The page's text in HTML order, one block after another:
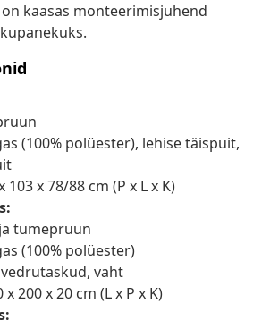
kaasas monteerimisjuhend
(100% polüester), lehise täispuit,
x 78/88 cm (P x L x K)
tumepruun
(100% polüester)
vaht
200 x 20 cm (L x P x K)